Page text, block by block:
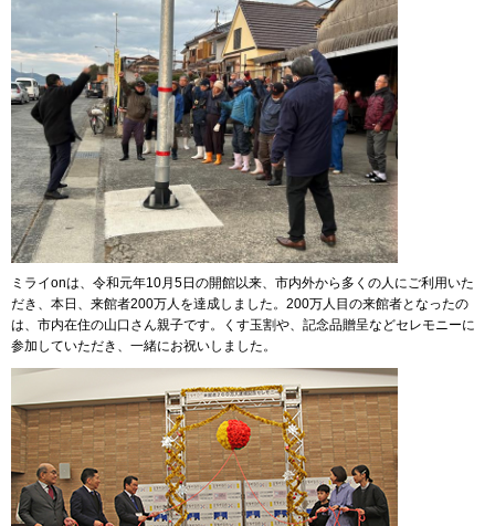
ミライonは、令和元年10月5日の開館以来、市内外から多くの人にご利用いた
だき、本日、来館者200万人を達成しました。200万人目の来館者となったの
は、市内在住の山口さん親子です。くす玉割や、記念品贈呈などセレモニーに
参加していただき、一緒にお祝いしました。